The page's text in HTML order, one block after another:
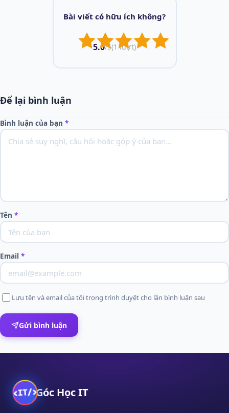
Bài viết có hữu ích không?
5.0/5(1 lượt)
Để lại bình luận
Bình luận của bạn *
Tên *
Email *
Lưu tên và email của tôi trong trình duyệt cho lần bình luận sau
Gửi bình luận
Góc Học IT